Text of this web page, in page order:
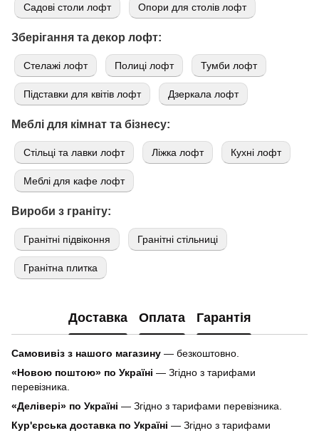
Садові столи лофт Опори для столів лофт
Зберігання та декор лофт:
Стелажі лофт Полиці лофт Тумби лофт
Підставки для квітів лофт Дзеркала лофт
Меблі для кімнат та бізнесу:
Стільці та лавки лофт Ліжка лофт Кухні лофт
Меблі для кафе лофт
Вироби з граніту:
Гранітні підвіконня Гранітні стільниці
Гранітна плитка
Доставка Оплата Гарантія
Самовивіз з нашого магазину — безкоштовно.
«Новою поштою» по Україні — Згідно з тарифами
перевізника.
«Делівері» по Україні — Згідно з тарифами перевізника.
Кур'єрська доставка по Україні — Згідно з тарифами